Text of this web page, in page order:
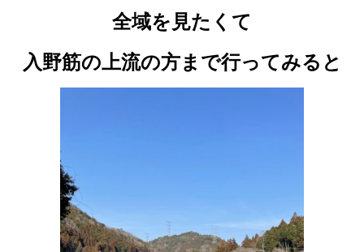
全域を見たくて
入野筋の上流の方まで行ってみると